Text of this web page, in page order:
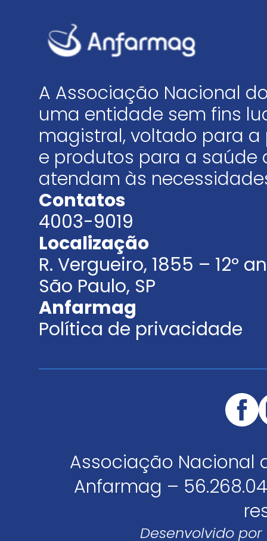
A Associação Nacional
uma entidade sem fins
magistral, voltado para
e produtos para a saúde
atendam às
Contatos
4003-9019
Localização
R. Vergueiro, 1855 – 12º
São Paulo, SP
Anfarmag
Política de privacidade
Associação Nacional
Anfarmag –
Desenvolvido por